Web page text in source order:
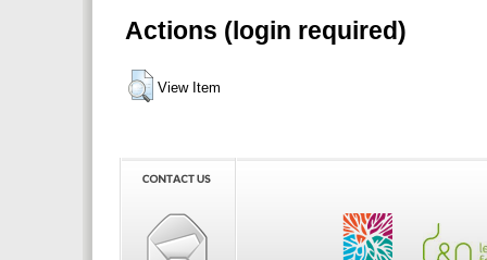
Actions (login required)
View Item